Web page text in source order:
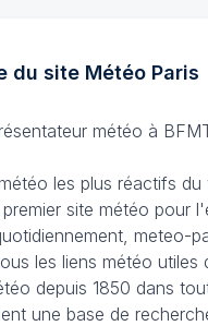
du site MétéoParis
météo à
les plus réactifs
site météo pour
meteo-
les liens météo
depuis 1850 dans
une base de